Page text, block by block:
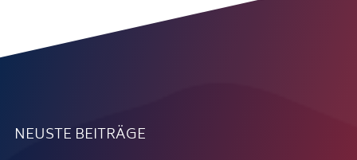
NEUSTE BEITRÄGE